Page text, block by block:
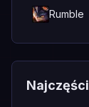
Rumble